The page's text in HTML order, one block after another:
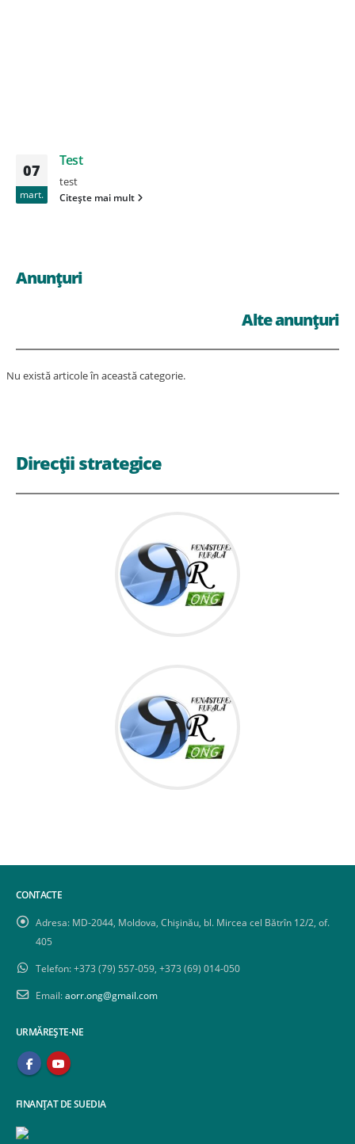
07
mart.
Test
test
Citește mai mult
Anunțuri
Alte anunțuri
Nu există articole în această categorie.
Direcții strategice
CONTACTE
Adresa: MD-2044, Moldova, Chișinău, bl. Mircea cel Bătrîn 12/2, of.
405
Telefon:+373 (79) 557-059, +373 (69) 014-050
Email:aorr.ong@gmail.com
URMĂREȘTE-NE
FINANȚAT DE SUEDIA